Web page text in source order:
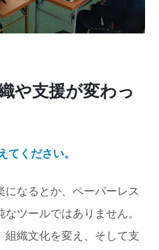
や支援が変わっ
ください。
なるとか、ペーパーレス
ツールではありません。
組織文化を変え、そして支